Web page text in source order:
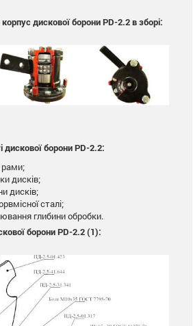
дискової борони PD-2.2 в зборі:
дискової борони PD-2.2:
рами;
дисків;
дисків;
сталі;
глибини обробки.
борони PD-2.2 (1):